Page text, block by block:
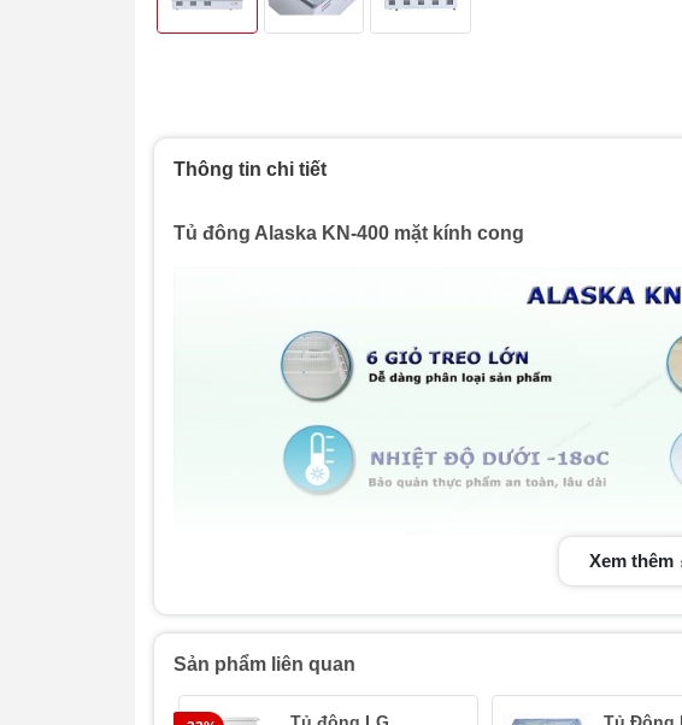
Thông tin chi tiết
Tủ đông Alaska KN-400 mặt kính cong
Xem thêm
Sản phẩm liên quan